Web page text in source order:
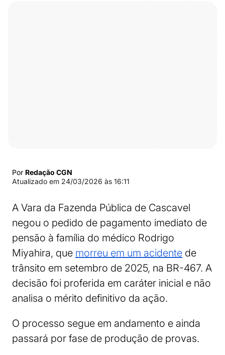
Por Redação CGN
Atualizado em 24/03/2026 às 16:11
A Vara da Fazenda Pública de Cascavel
negou o pedido de pagamento imediato de
pensão à família do médico Rodrigo
Miyahira, que morreu em um acidente de
trânsito em setembro de 2025, na BR-467. A
decisão foi proferida em caráter inicial e não
analisa o mérito definitivo da ação.
O processo segue em andamento e ainda
passará por fase de produção de provas.